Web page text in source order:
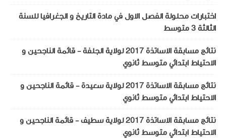
اختبارات محلولة الفصل الاول في مادة التاريخ و الجغرافيا للسنة
الثالثة 3 متوسط
نتائج مسابقة الاساتذة 2017 لولاية الجلفة - قائمة الناجحين و
الاحتياط ابتدائي متوسط ثانوي
نتائج مسابقة الاساتذة 2017 لولاية سعيدة - قائمة الناجحين و
الاحتياط ابتدائي متوسط ثانوي
نتائج مسابقة الاساتذة 2017 لولاية سطيف - قائمة الناجحين و
الاحتياط ابتدائي متوسط ثانوي